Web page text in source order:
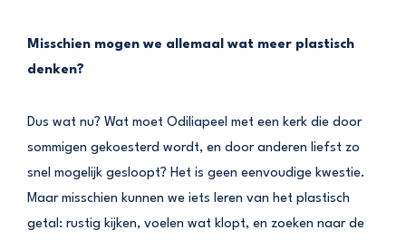
Misschien mogen we allemaal wat meer plastisch
denken?
Dus wat nu? Wat moet Odiliapeel met een kerk die door
sommigen gekoesterd wordt, en door anderen liefst zo
snel mogelijk gesloopt? Het is geen eenvoudige kwestie.
Maar misschien kunnen we iets leren van het plastisch
getal: rustig kijken, voelen wat klopt, en zoeken naar de